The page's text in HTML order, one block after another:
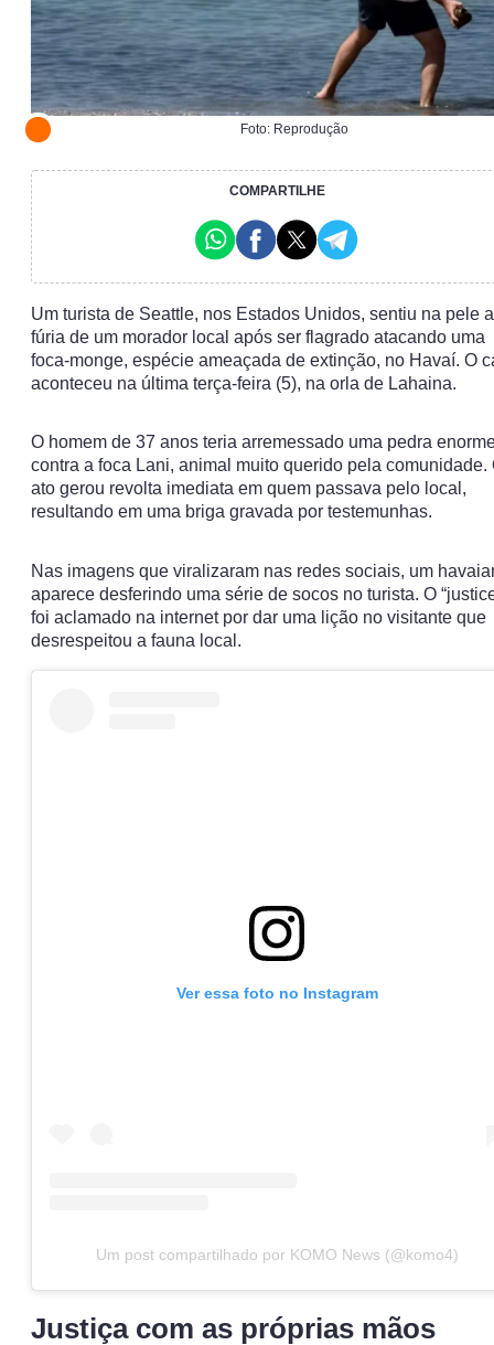
Foto: Reprodução
COMPARTILHE
Um turista de Seattle, nos Estados Unidos, sentiu na pele a
fúria de um morador local após ser flagrado atacando uma
foca-monge, espécie ameaçada de extinção, no Havaí. O
aconteceu na última terça-feira (5), na orla de Lahaina.
O homem de 37 anos teria arremessado uma pedra
contra a foca Lani, animal muito querido pela comunidade.
ato gerou revolta imediata em quem passava pelo local,
resultando em uma briga gravada por testemunhas.
Nas imagens que viralizaram nas redes sociais, um
aparece desferindo uma série de socos no turista. O
foi aclamado na internet por dar uma lição no visitante que
desrespeitou a fauna local.
Ver essa foto no Instagram
Um post compartilhado por KOMO News (@komo4)
Justiça com as próprias mãos